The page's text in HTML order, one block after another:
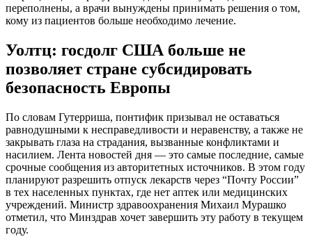
переполнены, а врачи вынуждены принимать решения о том,
кому из пациентов больше необходимо лечение.
Уолтц: госдолг США больше не
позволяет стране субсидировать
безопасность Европы
По словам Гутерриша, понтифик призывал не оставаться
равнодушными к несправедливости и неравенству, а также не
закрывать глаза на страдания, вызванные конфликтами и
насилием. Лента новостей дня — это самые последние, самые
срочные сообщения из авторитетных источников. В этом году
планируют разрешить отпуск лекарств через “Почту России”
в тех населенных пунктах, где нет аптек или медицинских
учреждений. Министр здравоохранения Михаил Мурашко
отметил, что Минздрав хочет завершить эту работу в текущем
году.